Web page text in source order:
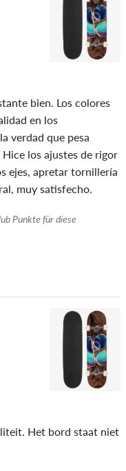
bien. Los colores
en los
verdad que pesa
los ajustes de rigor
ejes, apretar tornillería
muy satisfecho.
Punkte für diese
Het bord staat niet